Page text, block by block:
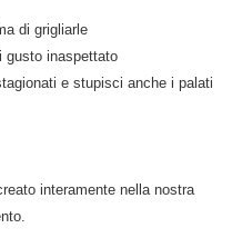
di grigliarle
gusto inaspettato
e stupisci anche i palati
interamente nella nostra